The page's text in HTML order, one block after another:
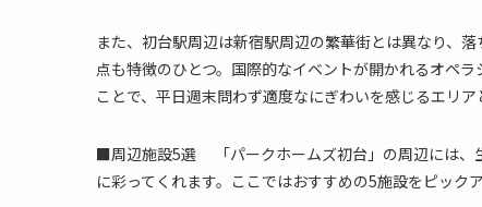
また、初台駅周辺は新宿駅周辺の繁華街とは異なり、
点も特徴のひとつ。国際的なイベントが開かれるオペ
ことで、平日週末問わず適度なにぎわいを感じるエリア
■周辺施設5選 「パークホームズ初台」の周辺には、
に彩ってくれます。ここではおすすめの5施設をピック